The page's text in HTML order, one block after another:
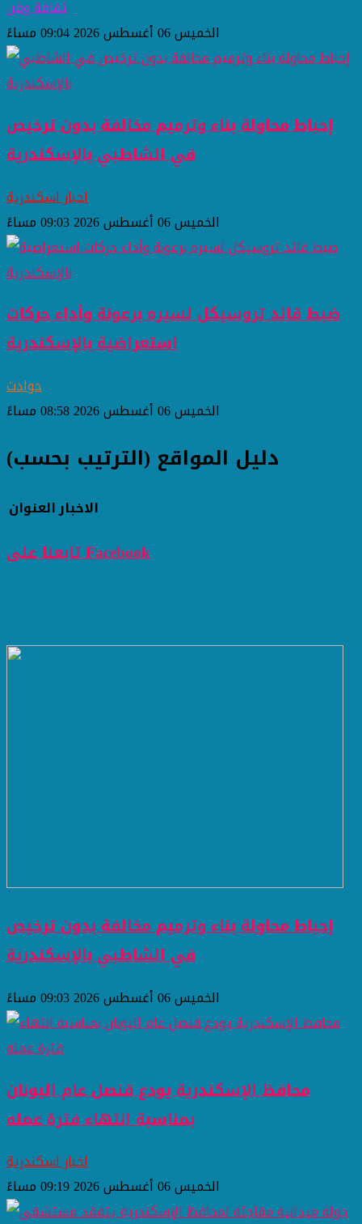
ثقافة وفن
الخميس 06 أغسطس 2026 09:04 مساءً
إحباط محاولة بناء وترميم مخالفة بدون ترخيص
في الشاطبي بالإسكندرية
اخبار اسكندرية
الخميس 06 أغسطس 2026 09:03 مساءً
ضبط قائد تروسيكل لسيره برعونة وأداء حركات
استعراضية بالإسكندرية
حوادث
الخميس 06 أغسطس 2026 08:58 مساءً
دليل المواقع (الترتيب بحسب)
العنوانالاخبار
تابعنا على Facebook
إحباط محاولة بناء وترميم مخالفة بدون ترخيص
في الشاطبي بالإسكندرية
الخميس 06 أغسطس 2026 09:03 مساءً
محافظ الإسكندرية يودع قنصل عام اليونان
بمناسبة انتهاء فترة عمله
اخبار اسكندرية
الخميس 06 أغسطس 2026 09:19 مساءً